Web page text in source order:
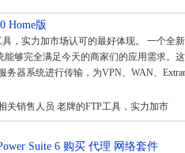
Home版
具，实力加市场认可的最好体现。 一个全
能够完全满足今天的商家们的应用需求。
务器系统进行传输，为VPN、WAN、
关销售人员 老牌的FTP工具，实力加市
Suite 6 购买 代理 网络套件